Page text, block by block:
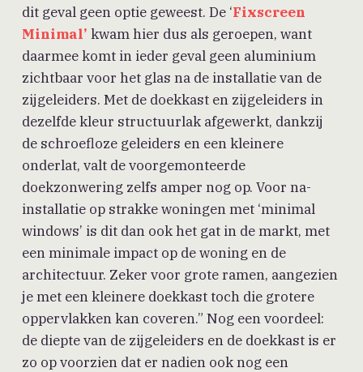
dit geval geen optie geweest. De ‘Fixscreen
Minimal’ kwam hier dus als geroepen, want
daarmee komt in ieder geval geen aluminium
zichtbaar voor het glas na de installatie van de
zijgeleiders. Met de doekkast en zijgeleiders in
dezelfde kleur structuurlak afgewerkt, dankzij
de schroefloze geleiders en een kleinere
onderlat, valt de voorgemonteerde
doekzonwering zelfs amper nog op. Voor na-
installatie op strakke woningen met ‘minimal
windows’ is dit dan ook het gat in de markt, met
een minimale impact op de woning en de
architectuur. Zeker voor grote ramen, aangezien
je met een kleinere doekkast toch die grotere
oppervlakken kan coveren.” Nog een voordeel:
de diepte van de zijgeleiders en de doekkast is er
zo op voorzien dat er nadien ook nog een